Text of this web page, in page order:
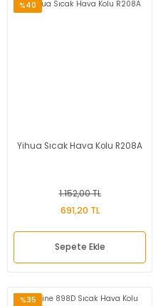
%40
Yihua Sıcak Hava Kolu R208A
1.152,00 TL
691,20 TL
Sepete Ekle
%35